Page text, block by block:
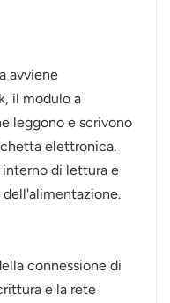
avviene
il modulo a
leggono e scrivono
elettronica.
di lettura e
connessione di
e la rete